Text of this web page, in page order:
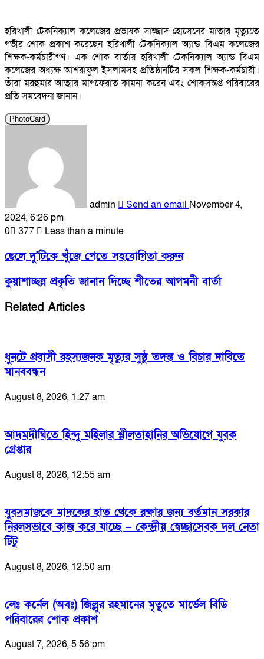
হরিখালী টেকনিক্যাল কলেজের প্রভাষক সাজ্জাদ হোসেনের মাতার মৃত্যুতে
গভীর শোক প্রকাশ করেছেন হরিখালী টেকনিক্যাল অ্যান্ড বিএম কলেজের
শিক্ষক-কর্মচারীগণ। এক শোক বার্তায় হরিখালী টেকনিক্যাল অ্যান্ড বিএম
কলেজের অধ্যক্ষ আশরাফুল ইসলামসহ প্রতিষ্ঠানটির সকল শিক্ষক-কর্মচারী।
তাঁরা মরহুমার আত্মার মাগফেরাত কামনা করেন এবং শোকসন্তপ্ত পরিবারের
প্রতি সমবেদনা জানান।
PhotoCard
admin Send an email November 4,
2024, 6:26 pm
0
377 Less than a minute
ছেলে দু'টিকে খুঁজে পেতে সহযোগিতা করুন
কুয়াশাচ্ছন্ন প্রকৃতি জানান দিচ্ছে শীতের আগমনী বার্তা
Related Articles
ধুনটে প্রবাসী রহস্যজনক মৃত্যুর সুষ্ঠু তদন্ত ও বিচার দাবিতে
মানববন্ধন
August 8, 2026, 1:27 am
আদমদীঘিতে হিন্দু মহিলার শ্লীলতাহানির অভিযোগে যুবক
গ্রেপ্তার
August 8, 2026, 12:55 am
যুবসমাজকে মাদকের হাত থেকে রক্ষার জন্য বর্তমান সরকার
নিরলসভাবে কাজ করে যাচ্ছে – কেন্দ্রীয় স্বেচ্ছাসেবক দল নেতা
টিটু
August 8, 2026, 12:50 am
লেঃ কর্নেল (অবঃ) জিল্লুর রহমানের মৃতূতে মার্ভেল বিডি
পরিবারের শোক প্রকাশ
August 7, 2026, 5:56 pm